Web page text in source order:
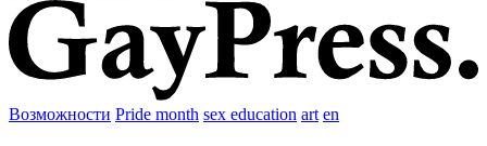
Возможности Pride month sex education art en